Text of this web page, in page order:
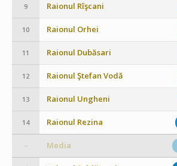
9 Raionul Rîşcani
10 Raionul Orhei
11 Raionul Dubăsari
12 Raionul Ştefan Vodă
13 Raionul Ungheni
14 Raionul Rezina
– Media